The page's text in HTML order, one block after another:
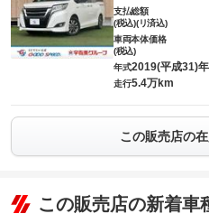
支払総額
(税込)(リ済込)
車両本体価格
(税込)
年式2019(平成31)年
走行5.4万km
この販売店の
この販売店の新着車